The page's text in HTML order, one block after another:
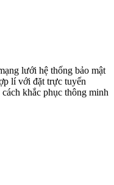
lưới hệ thống bảo mật
lí với đặt trực tuyến
khắc phục thông minh